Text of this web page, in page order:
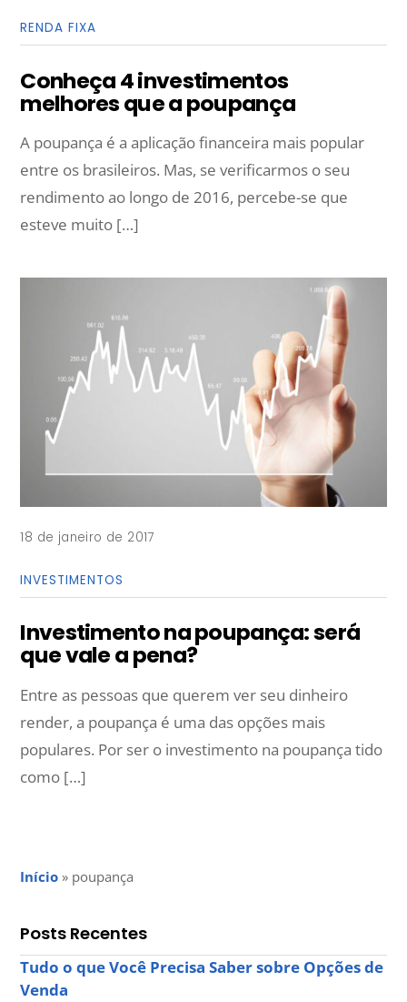
RENDA FIXA
Conheça 4 investimentos
melhores que a poupança
A poupança é a aplicação financeira mais popular
entre os brasileiros. Mas, se verificarmos o seu
rendimento ao longo de 2016, percebe-se que
esteve muito […]
18 de janeiro de 2017
INVESTIMENTOS
Investimento na poupança: será
que vale a pena?
Entre as pessoas que querem ver seu dinheiro
render, a poupança é uma das opções mais
populares. Por ser o investimento na poupança tido
como […]
Início » poupança
Posts Recentes
Tudo o que Você Precisa Saber sobre Opções de
Venda